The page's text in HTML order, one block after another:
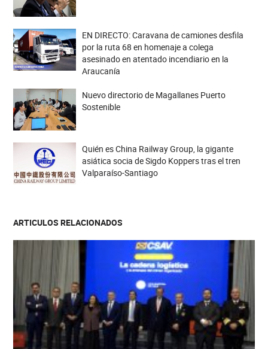
EN DIRECTO: Caravana de camiones desfila
por la ruta 68 en homenaje a colega
asesinado en atentado incendiario en la
Araucanía
Nuevo directorio de Magallanes Puerto
Sostenible
Quién es China Railway Group, la gigante
asiática socia de Sigdo Koppers tras el tren
Valparaíso-Santiago
ARTICULOS RELACIONADOS